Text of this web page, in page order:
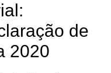
de
2020